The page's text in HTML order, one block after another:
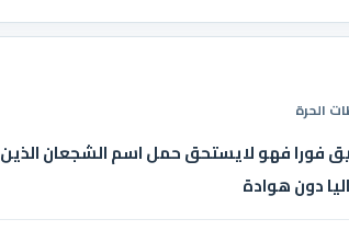
الحرة
فورا فهو لايستحق حمل اسم الشجعان
دون هوادة